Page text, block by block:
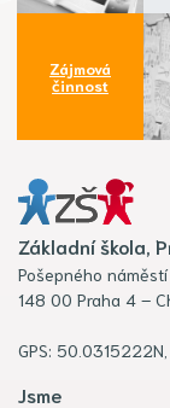
Zájmová
činnost
Základní škola,
Pošepného
148 00 Praha 4 –
GPS:
Jsme